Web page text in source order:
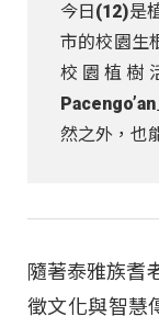
今日(12)是
市的校園生
校園植樹
然之外，也
隨著泰雅族耆
徵文化與智慧